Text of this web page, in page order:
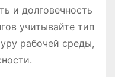
и долговечность
учитывайте тип
рабочей среды,